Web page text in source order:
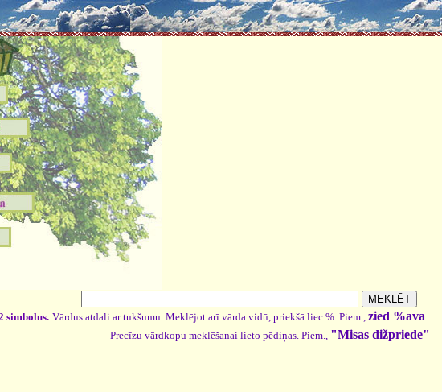
simbolus. Vārdus atdali ar tukšumu. Meklējot arī vārda vidū, priekšā liec %. Piem., zied %ava .
Precīzu vārdkopu meklēšanai lieto pēdiņas. Piem., "Misas dižpriede"